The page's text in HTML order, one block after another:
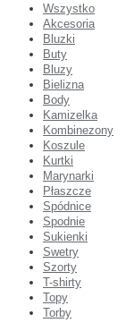
Wszystko
Akcesoria
Bluzki
Buty
Bluzy
Bielizna
Body
Kamizelka
Kombinezony
Koszule
Kurtki
Marynarki
Płaszcze
Spódnice
Spodnie
Sukienki
Swetry
Szorty
T-shirty
Topy
Torby